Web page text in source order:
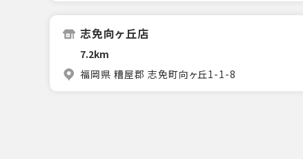
志免向ヶ丘店
7.2km
福岡県 糟屋郡 志免町向ヶ丘1-1-8